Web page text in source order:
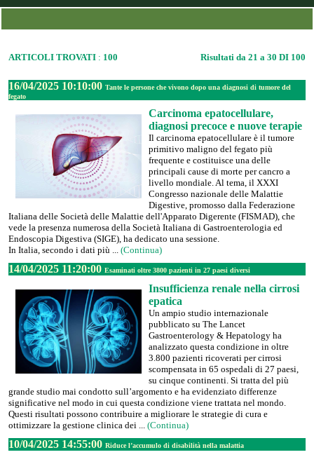
ARTICOLI TROVATI : 100 Risultati da 21 a 30 DI 100
16/04/2025 10:10:00 Tante le persone che vivono dopo una diagnosi di tumore del
fegato
Carcinoma epatocellulare,
diagnosi precoce e nuove terapie
Il carcinoma epatocellulare è il tumore
primitivo maligno del fegato più
frequente e costituisce una delle
principali cause di morte per cancro a
livello mondiale. Al tema, il XXXI
Congresso nazionale delle Malattie
Digestive, promosso dalla Federazione
Italiana delle Società delle Malattie dell'Apparato Digerente (FISMAD), che
vede la presenza numerosa della Società Italiana di Gastroenterologia ed
Endoscopia Digestiva (SIGE), ha dedicato una sessione.
In Italia, secondo i dati più ... (Continua)
14/04/2025 11:20:00 Esaminati oltre 3800 pazienti in 27 paesi diversi
Insufficienza renale nella cirrosi
epatica
Un ampio studio internazionale
pubblicato su The Lancet
Gastroenterology & Hepatology ha
analizzato questa condizione in oltre
3.800 pazienti ricoverati per cirrosi
scompensata in 65 ospedali di 27 paesi,
su cinque continenti. Si tratta del più
grande studio mai condotto sull’argomento e ha evidenziato differenze
significative nel modo in cui questa condizione viene trattata nel mondo.
Questi risultati possono contribuire a migliorare le strategie di cura e
ottimizzare la gestione clinica dei ... (Continua)
10/04/2025 14:55:00 Riduce l’accumulo di disabilità nella malattia